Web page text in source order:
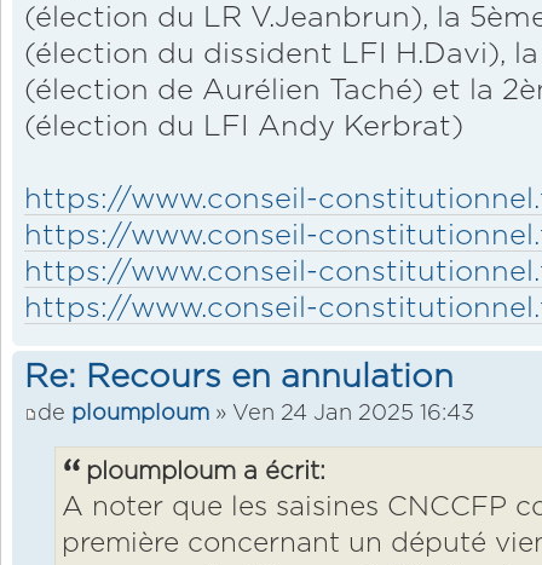
(élection du LR V.Jeanbrun), la
(élection du dissident LFI H.Davi),
(élection de Aurélien Taché) et la
(élection du LFI Andy Kerbrat)
https://www.conseil-
https://www.conseil-
https://www.conseil-
https://www.conseil-
Re: Recours en annulation
de ploumploum » Ven 24 Jan 2025 16:43
ploumploum a écrit:
A noter que les saisines CNCCFP
première concernant un député